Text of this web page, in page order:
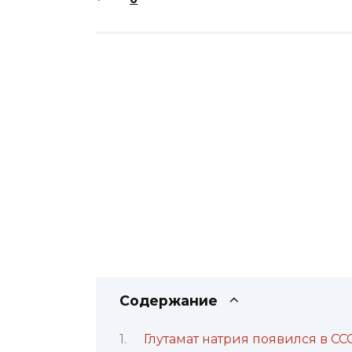
Содержание
Глутамат натрия появился в